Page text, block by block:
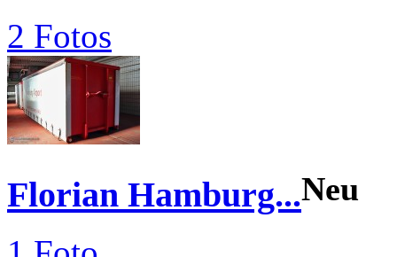
2 Fotos
Florian Hamburg...Neu